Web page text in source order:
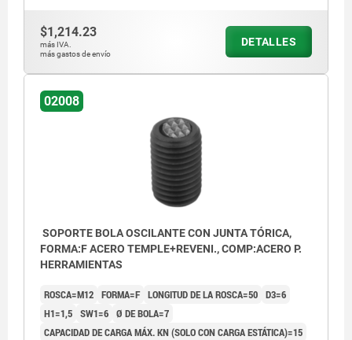
$1,214.23
más IVA.
más gastos de envío
DETALLES
02008
SOPORTE BOLA OSCILANTE CON JUNTA TÓRICA,
FORMA:F ACERO TEMPLE+REVENI., COMP:ACERO P.
HERRAMIENTAS
ROSCA=M12 FORMA=F LONGITUD DE LA ROSCA=50 D3=6
H1=1,5 SW1=6 Ø DE BOLA=7
CAPACIDAD DE CARGA MÁX. KN (SOLO CON CARGA ESTÁTICA)=15